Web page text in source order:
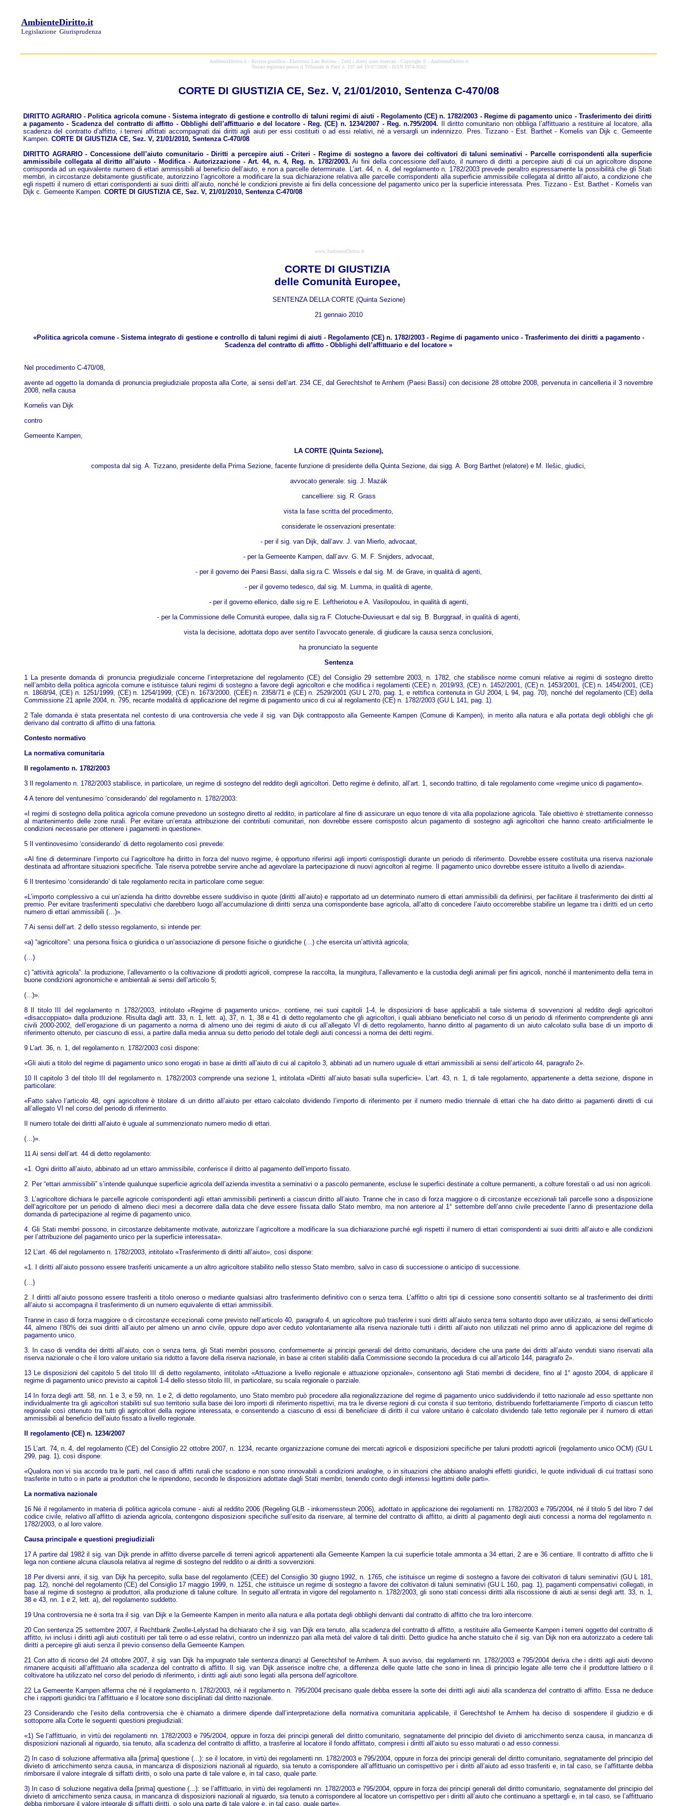
AmbienteDiritto.it
Legislazione Giurisprudenza
AmbienteDiritto.it - Rivista giuridica - Electronic Law Review - Tutti i diritti sono riservati - Copyright © - AmbienteDiritto.it
Testata registrata presso il Tribunale di Patti n. 197 del 19/07/2006 - ISSN 1974-9562
CORTE DI GIUSTIZIA CE, Sez. V, 21/01/2010, Sentenza C-470/08
DIRITTO AGRARIO - Politica agricola comune - Sistema integrato di gestione e controllo di taluni regimi di aiuti - Regolamento (CE) n. 1782/2003 - Regime di pagamento unico - Trasferimento dei diritti
a pagamento - Scadenza del contratto di affitto - Obblighi dell’affittuario e del locatore - Reg. (CE) n. 1234/2007 - Reg. n.795/2004. Il diritto comunitario non obbliga l’affittuario a restituire al locatore, alla
scadenza del contratto d’affitto, i terreni affittati accompagnati dai diritti agli aiuti per essi costituiti o ad essi relativi, né a versargli un indennizzo. Pres. Tizzano - Est. Barthet - Kornelis van Dijk c. Gemeente
Kampen. CORTE DI GIUSTIZIA CE, Sez. V, 21/01/2010, Sentenza C-470/08
DIRITTO AGRARIO - Concessione dell’aiuto comunitario - Diritti a percepire aiuti - Criteri - Regime di sostegno a favore dei coltivatori di taluni seminativi - Parcelle corrispondenti alla superficie
ammissibile collegata al diritto all’aiuto - Modifica - Autorizzazione - Art. 44, n. 4, Reg. n. 1782/2003. Ai fini della concessione dell’aiuto, il numero di diritti a percepire aiuti di cui un agricoltore dispone
corrisponda ad un equivalente numero di ettari ammissibili al beneficio dell’aiuto, e non a parcelle determinate. L’art. 44, n. 4, del regolamento n. 1782/2003 prevede peraltro espressamente la possibilità che gli Stati
membri, in circostanze debitamente giustificate, autorizzino l’agricoltore a modificare la sua dichiarazione relativa alle parcelle corrispondenti alla superficie ammissibile collegata al diritto all’aiuto, a condizione che
egli rispetti il numero di ettari corrispondenti ai suoi diritti all’aiuto, nonché le condizioni previste ai fini della concessione del pagamento unico per la superficie interessata. Pres. Tizzano - Est. Barthet - Kornelis van
Dijk c. Gemeente Kampen. CORTE DI GIUSTIZIA CE, Sez. V, 21/01/2010, Sentenza C-470/08
www.AmbienteDiritto.it
CORTE DI GIUSTIZIA
delle Comunità Europee,
SENTENZA DELLA CORTE (Quinta Sezione)
21 gennaio 2010
«Politica agricola comune - Sistema integrato di gestione e controllo di taluni regimi di aiuti - Regolamento (CE) n. 1782/2003 - Regime di pagamento unico - Trasferimento dei diritti a pagamento -
Scadenza del contratto di affitto - Obblighi dell’affittuario e del locatore »
Nel procedimento C-470/08,
avente ad oggetto la domanda di pronuncia pregiudiziale proposta alla Corte, ai sensi dell’art. 234 CE, dal Gerechtshof te Arnhem (Paesi Bassi) con decisione 28 ottobre 2008, pervenuta in cancelleria il 3 novembre
2008, nella causa
Kornelis van Dijk
contro
Gemeente Kampen,
LA CORTE (Quinta Sezione),
composta dal sig. A. Tizzano, presidente della Prima Sezione, facente funzione di presidente della Quinta Sezione, dai sigg. A. Borg Barthet (relatore) e M. Ilešic, giudici,
avvocato generale: sig. J. Mazák
cancelliere: sig. R. Grass
vista la fase scritta del procedimento,
considerate le osservazioni presentate:
- per il sig. van Dijk, dall’avv. J. van Mierlo, advocaat,
- per la Gemeente Kampen, dall’avv. G. M. F. Snijders, advocaat,
- per il governo dei Paesi Bassi, dalla sig.ra C. Wissels e dal sig. M. de Grave, in qualità di agenti,
- per il governo tedesco, dal sig. M. Lumma, in qualità di agente,
- per il governo ellenico, dalle sig.re E. Leftheriotou e A. Vasilopoulou, in qualità di agenti,
- per la Commissione delle Comunità europee, dalla sig.ra F. Clotuche-Duvieusart e dal sig. B. Burggraaf, in qualità di agenti,
vista la decisione, adottata dopo aver sentito l’avvocato generale, di giudicare la causa senza conclusioni,
ha pronunciato la seguente
Sentenza
1 La presente domanda di pronuncia pregiudiziale concerne l’interpretazione del regolamento (CE) del Consiglio 29 settembre 2003, n. 1782, che stabilisce norme comuni relative ai regimi di sostegno diretto
nell’ambito della politica agricola comune e istituisce taluni regimi di sostegno a favore degli agricoltori e che modifica i regolamenti (CEE) n. 2019/93, (CE) n. 1452/2001, (CE) n. 1453/2001, (CE) n. 1454/2001, (CE)
n. 1868/94, (CE) n. 1251/1999, (CE) n. 1254/1999, (CE) n. 1673/2000, (CEE) n. 2358/71 e (CE) n. 2529/2001 (GU L 270, pag. 1, e rettifica contenuta in GU 2004, L 94, pag. 70), nonché del regolamento (CE) della
Commissione 21 aprile 2004, n. 795, recante modalità di applicazione del regime di pagamento unico di cui al regolamento (CE) n. 1782/2003 (GU L 141, pag. 1).
2 Tale domanda è stata presentata nel contesto di una controversia che vede il sig. van Dijk contrapposto alla Gemeente Kampen (Comune di Kampen), in merito alla natura e alla portata degli obblighi che gli
derivano dal contratto di affitto di una fattoria.
Contesto normativo
La normativa comunitaria
Il regolamento n. 1782/2003
3 Il regolamento n. 1782/2003 stabilisce, in particolare, un regime di sostegno del reddito degli agricoltori. Detto regime è definito, all’art. 1, secondo trattino, di tale regolamento come «regime unico di pagamento».
4 A tenore del ventunesimo ‘considerando’ del regolamento n. 1782/2003:
«I regimi di sostegno della politica agricola comune prevedono un sostegno diretto al reddito, in particolare al fine di assicurare un equo tenore di vita alla popolazione agricola. Tale obiettivo è strettamente connesso
al mantenimento delle zone rurali. Per evitare un’errata attribuzione dei contributi comunitari, non dovrebbe essere corrisposto alcun pagamento di sostegno agli agricoltori che hanno creato artificialmente le
condizioni necessarie per ottenere i pagamenti in questione».
5 Il ventinovesimo ‘considerando’ di detto regolamento così prevede:
«Al fine di determinare l’importo cui l’agricoltore ha diritto in forza del nuovo regime, è opportuno riferirsi agli importi corrispostigli durante un periodo di riferimento. Dovrebbe essere costituita una riserva nazionale
destinata ad affrontare situazioni specifiche. Tale riserva potrebbe servire anche ad agevolare la partecipazione di nuovi agricoltori al regime. Il pagamento unico dovrebbe essere istituito a livello di azienda».
6 Il trentesimo ‘considerando’ di tale regolamento recita in particolare come segue:
«L’importo complessivo a cui un’azienda ha diritto dovrebbe essere suddiviso in quote (diritti all’aiuto) e rapportato ad un determinato numero di ettari ammissibili da definirsi, per facilitare il trasferimento dei diritti al
premio. Per evitare trasferimenti speculativi che darebbero luogo all’accumulazione di diritti senza una corrispondente base agricola, all’atto di concedere l’aiuto occorrerebbe stabilire un legame tra i diritti ed un certo
numero di ettari ammissibili (…)».
7 Ai sensi dell’art. 2 dello stesso regolamento, si intende per:
«a) “agricoltore”: una persona fisica o giuridica o un’associazione di persone fisiche o giuridiche (…) che esercita un’attività agricola;
(…)
c) “attività agricola”: la produzione, l’allevamento o la coltivazione di prodotti agricoli, comprese la raccolta, la mungitura, l’allevamento e la custodia degli animali per fini agricoli, nonché il mantenimento della terra in
buone condizioni agronomiche e ambientali ai sensi dell’articolo 5;
(...)».
8 Il titolo III del regolamento n. 1782/2003, intitolato «Regime di pagamento unico», contiene, nei suoi capitoli 1-4, le disposizioni di base applicabili a tale sistema di sovvenzioni al reddito degli agricoltori
«disaccoppiato» dalla produzione. Risulta dagli artt. 33, n. 1, lett. a), 37, n. 1, 38 e 41 di detto regolamento che gli agricoltori, i quali abbiano beneficiato nel corso di un periodo di riferimento comprendente gli anni
civili 2000-2002, dell’erogazione di un pagamento a norma di almeno uno dei regimi di aiuto di cui all’allegato VI di detto regolamento, hanno diritto al pagamento di un aiuto calcolato sulla base di un importo di
riferimento ottenuto, per ciascuno di essi, a partire dalla media annua su detto periodo del totale degli aiuti concessi a norma dei detti regimi.
9 L’art. 36, n. 1, del regolamento n. 1782/2003 così dispone:
«Gli aiuti a titolo del regime di pagamento unico sono erogati in base ai diritti all’aiuto di cui al capitolo 3, abbinati ad un numero uguale di ettari ammissibili ai sensi dell’articolo 44, paragrafo 2».
10 Il capitolo 3 del titolo III del regolamento n. 1782/2003 comprende una sezione 1, intitolata «Diritti all’aiuto basati sulla superficie». L’art. 43, n. 1, di tale regolamento, appartenente a detta sezione, dispone in
particolare:
«Fatto salvo l’articolo 48, ogni agricoltore è titolare di un diritto all’aiuto per ettaro calcolato dividendo l’importo di riferimento per il numero medio triennale di ettari che ha dato diritto ai pagamenti diretti di cui
all’allegato VI nel corso del periodo di riferimento.
Il numero totale dei diritti all’aiuto è uguale al summenzionato numero medio di ettari.
(…)».
11 Ai sensi dell’art. 44 di detto regolamento:
«1. Ogni diritto all’aiuto, abbinato ad un ettaro ammissibile, conferisce il diritto al pagamento dell’importo fissato.
2. Per “ettari ammissibili” s’intende qualunque superficie agricola dell’azienda investita a seminativi o a pascolo permanente, escluse le superfici destinate a colture permanenti, a colture forestali o ad usi non agricoli.
3. L’agricoltore dichiara le parcelle agricole corrispondenti agli ettari ammissibili pertinenti a ciascun diritto all’aiuto. Tranne che in caso di forza maggiore o di circostanze eccezionali tali parcelle sono a disposizione
dell’agricoltore per un periodo di almeno dieci mesi a decorrere dalla data che deve essere fissata dallo Stato membro, ma non anteriore al 1° settembre dell’anno civile precedente l’anno di presentazione della
domanda di partecipazione al regime di pagamento unico.
4. Gli Stati membri possono, in circostanze debitamente motivate, autorizzare l’agricoltore a modificare la sua dichiarazione purché egli rispetti il numero di ettari corrispondenti ai suoi diritti all’aiuto e alle condizioni
per l’attribuzione del pagamento unico per la superficie interessata».
12 L’art. 46 del regolamento n. 1782/2003, intitolato «Trasferimento di diritti all’aiuto», così dispone:
«1. I diritti all’aiuto possono essere trasferiti unicamente a un altro agricoltore stabilito nello stesso Stato membro, salvo in caso di successione o anticipo di successione.
(…)
2. I diritti all’aiuto possono essere trasferiti a titolo oneroso o mediante qualsiasi altro trasferimento definitivo con o senza terra. L’affitto o altri tipi di cessione sono consentiti soltanto se al trasferimento dei diritti
all’aiuto si accompagna il trasferimento di un numero equivalente di ettari ammissibili.
Tranne in caso di forza maggiore o di circostanze eccezionali come previsto nell’articolo 40, paragrafo 4, un agricoltore può trasferire i suoi diritti all’aiuto senza terra soltanto dopo aver utilizzato, ai sensi dell’articolo
44, almeno l’80% dei suoi diritti all’aiuto per almeno un anno civile, oppure dopo aver ceduto volontariamente alla riserva nazionale tutti i diritti all’aiuto non utilizzati nel primo anno di applicazione del regime di
pagamento unico.
3. In caso di vendita dei diritti all’aiuto, con o senza terra, gli Stati membri possono, conformemente ai principi generali del diritto comunitario, decidere che una parte dei diritti all’aiuto venduti siano riservati alla
riserva nazionale o che il loro valore unitario sia ridotto a favore della riserva nazionale, in base ai criteri stabiliti dalla Commissione secondo la procedura di cui all’articolo 144, paragrafo 2».
13 Le disposizioni del capitolo 5 del titolo III di detto regolamento, intitolato «Attuazione a livello regionale e attuazione opzionale», consentono agli Stati membri di decidere, fino al 1° agosto 2004, di applicare il
regime di pagamento unico previsto ai capitoli 1-4 dello stesso titolo III, in particolare, su scala regionale o parziale.
14 In forza degli artt. 58, nn. 1 e 3, e 59, nn. 1 e 2, di detto regolamento, uno Stato membro può procedere alla regionalizzazione del regime di pagamento unico suddividendo il tetto nazionale ad esso spettante non
individualmente tra gli agricoltori stabiliti sul suo territorio sulla base dei loro importi di riferimento rispettivi, ma tra le diverse regioni di cui consta il suo territorio, distribuendo forfettariamente l’importo di ciascun tetto
regionale così ottenuto tra tutti gli agricoltori della regione interessata, e consentendo a ciascuno di essi di beneficiare di diritti il cui valore unitario è calcolato dividendo tale tetto regionale per il numero di ettari
ammissibili al beneficio dell’aiuto fissato a livello regionale.
Il regolamento (CE) n. 1234/2007
15 L’art. 74, n. 4, del regolamento (CE) del Consiglio 22 ottobre 2007, n. 1234, recante organizzazione comune dei mercati agricoli e disposizioni specifiche per taluni prodotti agricoli (regolamento unico OCM) (GU L
299, pag. 1), così dispone:
«Qualora non vi sia accordo tra le parti, nel caso di affitti rurali che scadono e non sono rinnovabili a condizioni analoghe, o in situazioni che abbiano analoghi effetti giuridici, le quote individuali di cui trattasi sono
trasferite in tutto o in parte ai produttori che le riprendono, secondo le disposizioni adottate dagli Stati membri, tenendo conto degli interessi legittimi delle parti».
La normativa nazionale
16 Né il regolamento in materia di politica agricola comune - aiuti al reddito 2006 (Regeling GLB - inkomenssteun 2006), adottato in applicazione dei regolamenti nn. 1782/2003 e 795/2004, né il titolo 5 del libro 7 del
codice civile, relativo all’affitto di azienda agricola, contengono disposizioni specifiche sull’esito da riservare, al termine del contratto di affitto, ai diritti al pagamento degli aiuti concessi a norma del regolamento n.
1782/2003, o al loro valore.
Causa principale e questioni pregiudiziali
17 A partire dal 1982 il sig. van Dijk prende in affitto diverse parcelle di terreni agricoli appartenenti alla Gemeente Kampen la cui superficie totale ammonta a 34 ettari, 2 are e 36 centiare. Il contratto di affitto che li
lega non contiene alcuna clausola relativa al regime di sostegno del reddito o ai diritti a sovvenzioni.
18 Per diversi anni, il sig. van Dijk ha percepito, sulla base del regolamento (CEE) del Consiglio 30 giugno 1992, n. 1765, che istituisce un regime di sostegno a favore dei coltivatori di taluni seminativi (GU L 181,
pag. 12), nonché del regolamento (CE) del Consiglio 17 maggio 1999, n. 1251, che istituisce un regime di sostegno a favore dei coltivatori di taluni seminativi (GU L 160, pag. 1), pagamenti compensativi collegati, in
base al regime di sostegno ai produttori, alla produzione di talune colture. In seguito all’entrata in vigore del regolamento n. 1782/2003, gli sono stati concessi diritti alla riscossione di aiuti ai sensi degli artt. 33, n. 1,
38 e 43, nn. 1 e 2, lett. a), del regolamento suddetto.
19 Una controversia ne è sorta tra il sig. van Dijk e la Gemeente Kampen in merito alla natura e alla portata degli obblighi derivanti dal contratto di affitto che tra loro intercorre.
20 Con sentenza 25 settembre 2007, il Rechtbank Zwolle-Lelystad ha dichiarato che il sig. van Dijk era tenuto, alla scadenza del contratto di affitto, a restituire alla Gemeente Kampen i terreni oggetto del contratto di
affitto, ivi inclusi i diritti agli aiuti costituiti per tali terre o ad esse relativi, contro un indennizzo pari alla metà del valore di tali diritti. Detto giudice ha anche statuito che il sig. van Dijk non era autorizzato a cedere tali
diritti a percepire gli aiuti senza il previo consenso della Gemeente Kampen.
21 Con atto di ricorso del 24 ottobre 2007, il sig. van Dijk ha impugnato tale sentenza dinanzi al Gerechtshof te Arnhem. A suo avviso, dai regolamenti nn. 1782/2003 e 795/2004 deriva che i diritti agli aiuti devono
rimanere acquisiti all’affittuario alla scadenza del contratto di affitto. Il sig. van Dijk asserisce inoltre che, a differenza delle quote latte che sono in linea di principio legate alle terre che il produttore lattiero o il
coltivatore ha utilizzato nel corso del periodo di riferimento, i diritti agli aiuti sono legati alla persona dell’agricoltore.
22 La Gemeente Kampen afferma che né il regolamento n. 1782/2003, né il regolamento n. 795/2004 precisano quale debba essere la sorte dei diritti agli aiuti alla scandenza del contratto di affitto. Essa ne deduce
che i rapporti giuridici tra l’affittuario e il locatore sono disciplinati dal diritto nazionale.
23 Considerando che l’esito della controversia che è chiamato a dirimere dipende dall’interpretazione della normativa comunitaria applicabile, il Gerechtshof te Arnhem ha deciso di sospendere il giudizio e di
sottoporre alla Corte le seguenti questioni pregiudiziali:
«1) Se l’affittuario, in virtù dei regolamenti nn. 1782/2003 e 795/2004, oppure in forza dei principi generali del diritto comunitario, segnatamente del principio del divieto di arricchimento senza causa, in mancanza di
disposizioni nazionali al riguardo, sia tenuto, alla scadenza del contratto di affitto, a trasferire al locatore il fondo affittato, compresi i diritti all’aiuto su esso maturati o ad esso connessi.
2) In caso di soluzione affermativa alla [prima] questione (...): se il locatore, in virtù dei regolamenti nn. 1782/2003 e 795/2004, oppure in forza dei principi generali del diritto comunitario, segnatamente del principio del
divieto di arricchimento senza causa, in mancanza di disposizioni nazionali al riguardo, sia tenuto a corrispondere all’affittuario un corrispettivo per i diritti all’aiuto ad esso trasferiti e, in tal caso, se l’affittante debba
rimborsare il valore integrale di siffatti diritti, o solo una parte di tale valore e, in tal caso, quale parte.
3) In caso di soluzione negativa della [prima] questione (...): se l’affittuario, in virtù dei regolamenti nn. 1782/2003 e 795/2004, oppure in forza dei principi generali del diritto comunitario, segnatamente del principio del
divieto di arricchimento senza causa, in mancanza di disposizioni nazionali al riguardo, sia tenuto a corrispondere al locatore un corrispettivo per i diritti all’aiuto che continuano a spettargli e, in tal caso, se l’affittuario
debba rimborsare il valore integrale di siffatti diritti, o solo una parte di tale valore e, in tal caso, quale parte».